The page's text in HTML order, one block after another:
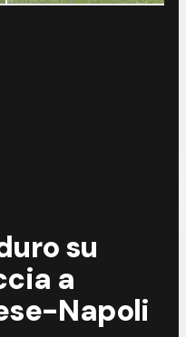
su
a
Napoli